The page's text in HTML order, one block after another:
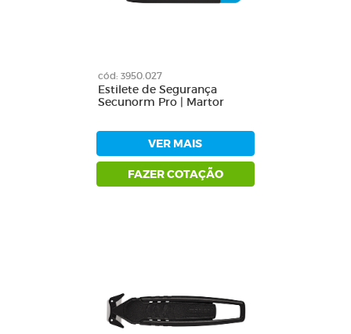
cód: 3950.027
Estilete de Segurança
Secunorm Pro | Martor
VER MAIS
FAZER COTAÇÃO